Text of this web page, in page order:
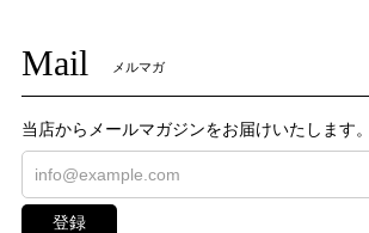
Mail メルマガ
当店からメールマガジンをお届けいたします。
登録